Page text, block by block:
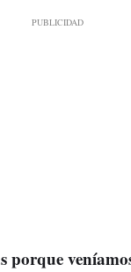
porque